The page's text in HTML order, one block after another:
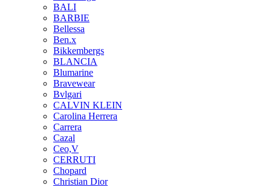
BALI
BARBIE
Bellessa
Ben.x
Bikkembergs
BLANCIA
Blumarine
Bravewear
Bvlgari
CALVIN KLEIN
Carolina Herrera
Carrera
Cazal
Ceo,V
CERRUTI
Chopard
Christian Dior